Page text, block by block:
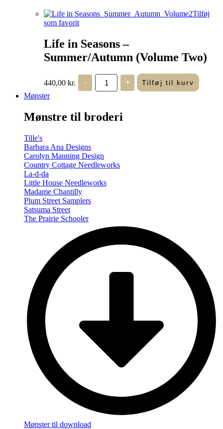
Tilføj
som favorit
Life in Seasons –
Summer/Autumn (Volume Two)
440,00 kr. -
Life
Seasons
(Volume
+ Tilføj til kurv
Mønster
Mønstre til broderi
Tille's
Barbara Ana Designs
Carolyn Manning Design
Country Cottage Needleworks
La-d-da
Little House Needleworks
Madame Chantilly
Plum Street Samplers
Satsuma Street
The Prairie Schooler
Mønster til download